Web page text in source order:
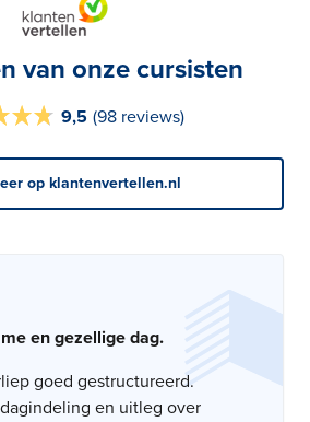
van onze cursisten
9,5 (98 reviews)
op klantenvertellen.nl
dag met onwijs
erg duidelijk uitgelegd
en gezellige dag.
goed gestructureerd.
en uitleg over
sociale hygiëne te
mensen wel aan om naar